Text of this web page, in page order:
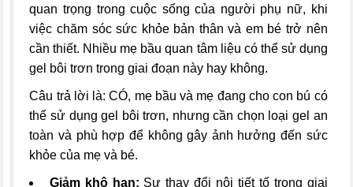
quan trọng trong cuộc sống của người phụ nữ, khi
việc chăm sóc sức khỏe bản thân và em bé trở nên
cần thiết. Nhiều mẹ bầu quan tâm liệu có thể sử dụng
gel bôi trơn trong giai đoạn này hay không.
Câu trả lời là: CÓ, mẹ bầu và mẹ đang cho con bú có
thể sử dụng gel bôi trơn, nhưng cần chọn loại gel an
toàn và phù hợp để không gây ảnh hưởng đến sức
khỏe của mẹ và bé.
Giảm khô hạn: Sự thay đổi nội tiết tố trong giai